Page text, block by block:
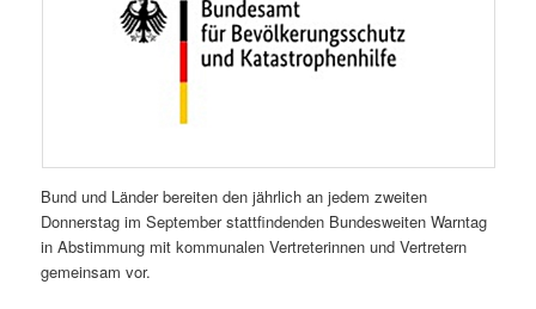
Bund und Länder bereiten den jährlich an jedem zweiten
Donnerstag im September stattfindenden Bundesweiten Warntag
in Abstimmung mit kommunalen Vertreterinnen und Vertretern
gemeinsam vor.